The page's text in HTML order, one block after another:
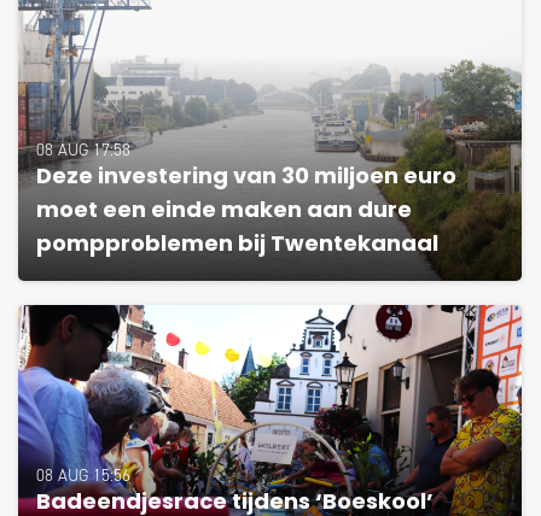
08 AUG 17:58
Deze investering van 30 miljoen euro
moet een einde maken aan dure
pompproblemen bij Twentekanaal
08 AUG 15:56
Badeendjesrace tijdens ‘Boeskool’